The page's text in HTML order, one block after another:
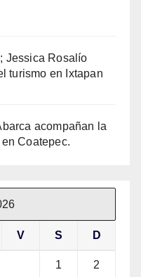
Jessica Rosalío
turismo en Ixtapan
acompañan la
Coatepec.
V S D
1 2